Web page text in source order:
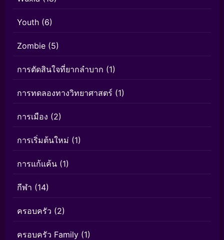
Youth (6)
Zombie (5)
การตัดสินใจที่ยากลำบาก (1)
การทดลองทางวิทยาศาสตร์ (1)
การเมือง (2)
การเริ่มต้นใหม่ (1)
การแก้แค้น (1)
กีฬา (14)
ครอบครัว (2)
ครอบครัว Family (1)